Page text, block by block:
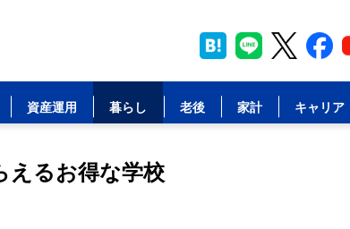
資産運用 暮らし 老後 家計 キャリア
えるお得な学校